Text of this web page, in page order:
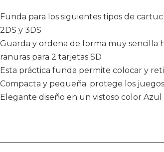
Funda para los siguientes tipos de
2DS y 3DS
Guarda y ordena de forma muy sencilla
ranuras para 2 tarjetas SD
Esta práctica funda permite colocar y
Compacta y pequeña; protege los
Elegante diseño en un vistoso color Azul